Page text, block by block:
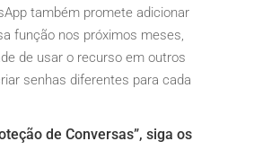
também promete adicionar
função nos próximos meses,
de usar o recurso em outros
senhas diferentes para cada
de Conversas”, siga os